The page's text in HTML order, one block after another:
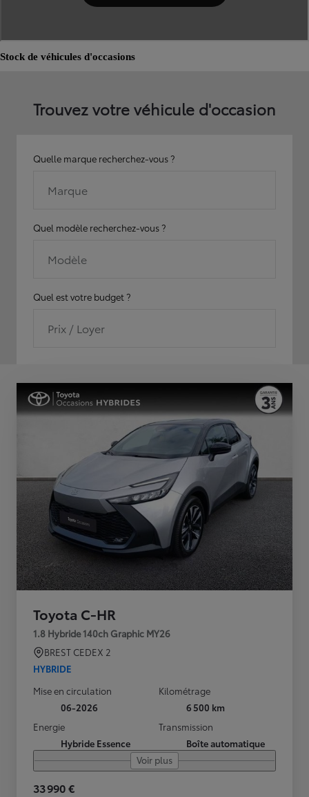
Stock de véhicules d'occasions
Trouvez votre véhicule d'occasion
Quelle marque recherchez-vous ?
Marque
Quel modèle recherchez-vous ?
Modèle
Quel est votre budget ?
Prix / Loyer
Toyota C-HR
1.8 Hybride 140ch Graphic MY26
BREST CEDEX 2
HYBRIDE
Mise en circulation
06-2026
Kilométrage
6 500 km
Energie
Hybride Essence
Transmission
Boîte automatique
Voir plus
33 990 €